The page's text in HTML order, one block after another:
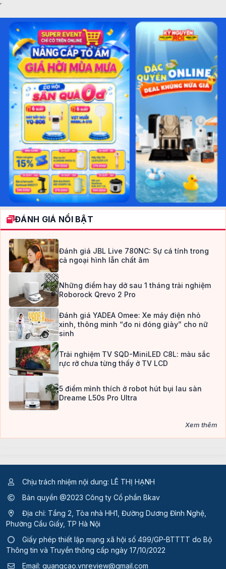
ĐÁNH GIÁ NỔI BẬT
Đánh giá JBL Live 780NC: Sự cá tính trong
cả ngoại hình lẫn chất âm
Những điểm hay dở sau 1 tháng trải nghiệm
Roborock Qrevo 2 Pro
Đánh giá YADEA Omee: Xe máy điện nhỏ
xinh, thông minh “đo ni đóng giày” cho nữ
sinh
Trải nghiệm TV SQD-MiniLED C8L: màu sắc
rực rỡ chưa từng thấy ở TV LCD
5 điểm mình thích ở robot hút bụi lau sàn
Dreame L50s Pro Ultra
Xem thêm
Chịu trách nhiệm nội dung: LÊ THỊ HẠNH
Bản quyền @2023 Công ty Cổ phần Bkav
Địa chỉ: Tầng 2, Tòa nhà HH1, Đường Dương Đình Nghệ,
Phường Cầu Giấy, TP Hà Nội
Giấy phép thiết lập mạng xã hội số 499/GP-BTTTT do Bộ
Thông tin và Truyền thông cấp ngày 17/10/2022
Email: quangcao.vnreview@gmail.com